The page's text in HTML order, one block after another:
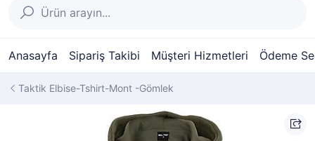
Anasayfa Sipariş Takibi Müşteri Hizmetleri Ödeme
Taktik Elbise-Tshirt-Mont -Gömlek